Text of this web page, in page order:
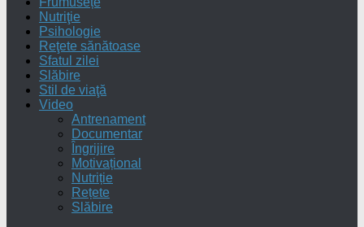
Nutriţie
Psihologie
Reţete sănătoase
Sfatul zilei
Slăbire
Stil de viaţă
Video
Antrenament
Documentar
Îngrijire
Motivațional
Nutriție
Rețete
Slăbire